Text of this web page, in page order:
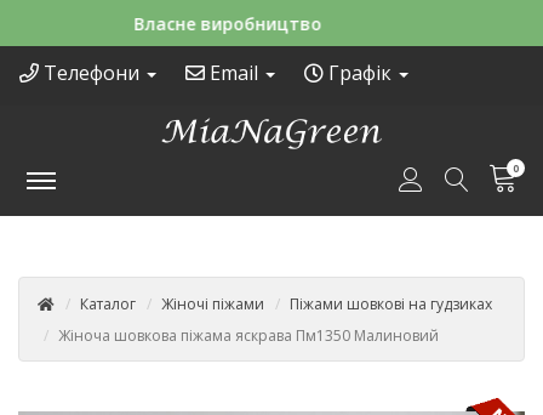
Зручні способи оплати
Телефони Email Графік
0
Каталог Жіночі піжами
Піжами шовкові на гудзиках
Жіноча шовкова піжама яскрава Пм1350 Малиновий